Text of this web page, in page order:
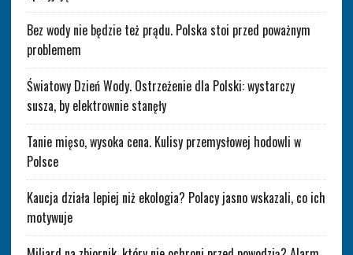
Bez wody nie będzie też prądu. Polska stoi przed poważnym
problemem
Światowy Dzień Wody. Ostrzeżenie dla Polski: wystarczy
susza, by elektrownie stanęły
Tanie mięso, wysoka cena. Kulisy przemysłowej hodowli w
Polsce
Kaucja działa lepiej niż ekologia? Polacy jasno wskazali, co ich
motywuje